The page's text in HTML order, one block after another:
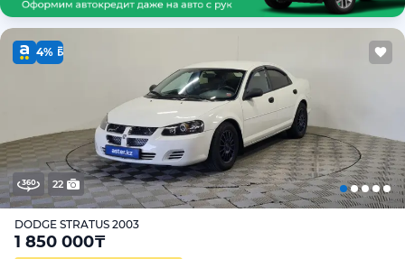
4%
22
DODGE STRATUS 2003
1 850 000₸